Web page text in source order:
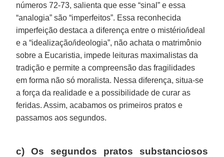
números 72-73, salienta que esse “sinal” e essa
“analogia” são “imperfeitos”. Essa reconhecida
imperfeição destaca a diferença entre o mistério/ideal
e a “idealização/ideologia”, não achata o matrimônio
sobre a Eucaristia, impede leituras maximalistas da
tradição e permite a compreensão das fragilidades
em forma não só moralista. Nessa diferença, situa-se
a força da realidade e a possibilidade de curar as
feridas. Assim, acabamos os primeiros pratos e
passamos aos segundos.
c) Os segundos pratos substanciosos